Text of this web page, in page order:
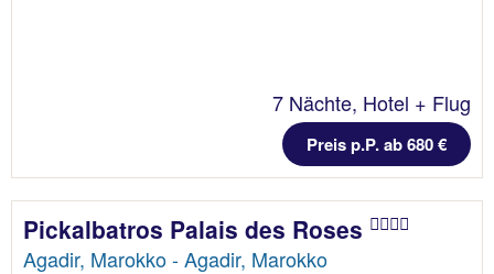
7 Nächte, Hotel + Flug
Preis p.P. ab 680 €
Pickalbatros Palais des Roses
Agadir, Marokko - Agadir, Marokko